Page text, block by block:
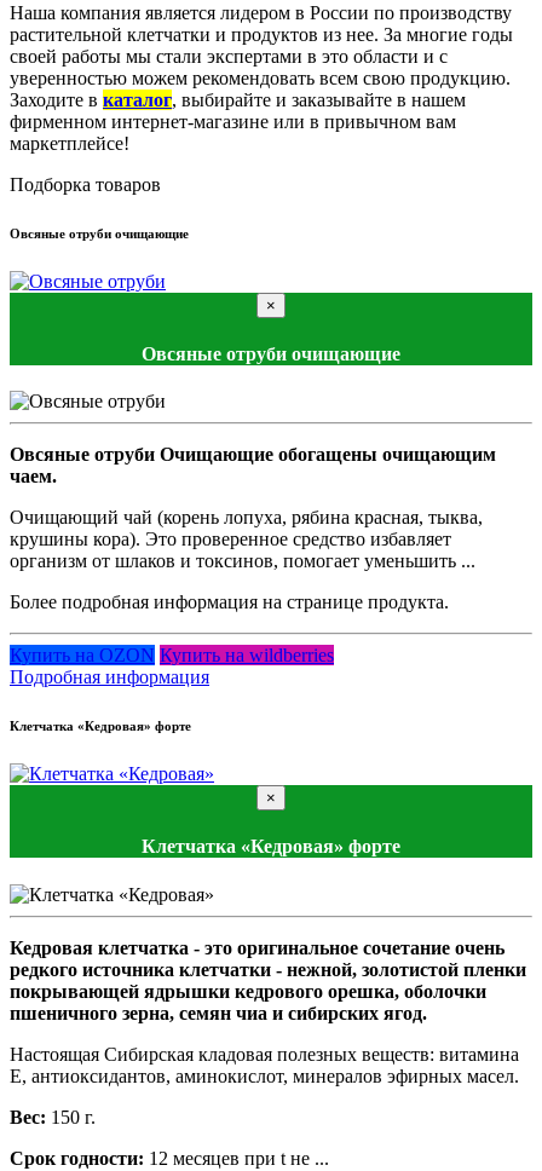
Наша компания является лидером в России по производству
растительной клетчатки и продуктов из нее. За многие годы
своей работы мы стали экспертами в это области и с
уверенностью можем рекомендовать всем свою продукцию.
Заходите в каталог, выбирайте и заказывайте в нашем
фирменном интернет-магазине или в привычном вам
маркетплейсе!
Подборка товаров
Овсяные отруби очищающие
×
Овсяные отруби очищающие
Овсяные отруби Очищающие обогащены очищающим
чаем.
Очищающий чай (корень лопуха, рябина красная, тыква,
крушины кора). Это проверенное средство избавляет
организм от шлаков и токсинов, помогает уменьшить ...
Более подробная информация на странице продукта.
Купить на OZON Купить на wildberries
Подробная информация
Клетчатка «Кедровая» форте
×
Клетчатка «Кедровая» форте
Кедровая клетчатка - это оригинальное сочетание очень
редкого источника клетчатки - нежной, золотистой пленки
покрывающей ядрышки кедрового орешка, оболочки
пшеничного зерна, семян чиа и сибирских ягод.
Настоящая Сибирская кладовая полезных веществ: витамина
Е, антиоксидантов, аминокислот, минералов эфирных масел.
Вес: 150 г.
Срок годности: 12 месяцев при t не ...